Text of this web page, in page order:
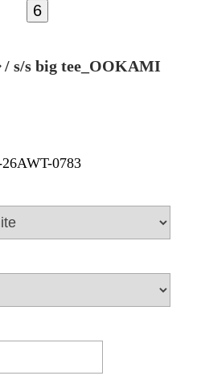
6
s/s big tee_OOKAMI
0783